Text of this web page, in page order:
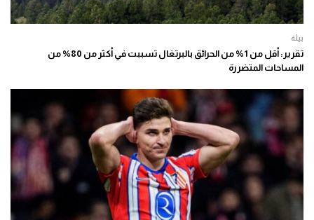
بيئة
تقرير: أقل من 1% من الحرائق بالبرتغال تسببت في أكثر من 80% من
المساحات المتضررة